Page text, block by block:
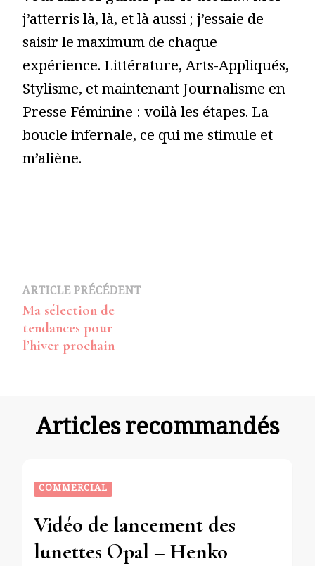
j’atterris là, là, et là aussi ; j’essaie de
saisir le maximum de chaque
expérience. Littérature, Arts-Appliqués,
Stylisme, et maintenant Journalisme en
Presse Féminine : voilà les étapes. La
boucle infernale, ce qui me stimule et
m’aliène.
Navigation
d’article
ARTICLE PRÉCÉDENT
Ma sélection de
tendances pour
l’hiver prochain
Articles recommandés
COMMERCIAL
Vidéo de lancement des
lunettes Opal – Henko